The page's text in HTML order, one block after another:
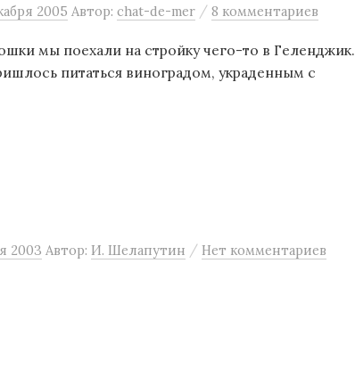
2005 Автор: chat-de-mer / 8 комментариев
мы поехали на стройку чего-то в Геленджик.
питаться виноградом, украденным с
2003 Автор: И. Шелапутин / Нет комментариев